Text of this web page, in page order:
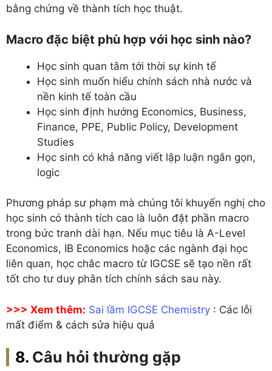
bằng chứng về thành tích học thuật.
Macro đặc biệt phù hợp với học sinh nào?
Học sinh quan tâm tới thời sự kinh tế
Học sinh muốn hiểu chính sách nhà nước và
nền kinh tế toàn cầu
Học sinh định hướng Economics, Business,
Finance, PPE, Public Policy, Development
Studies
Học sinh có khả năng viết lập luận ngắn gọn,
logic
Phương pháp sư phạm mà chúng tôi khuyến nghị cho
học sinh có thành tích cao là luôn đặt phần macro
trong bức tranh dài hạn. Nếu mục tiêu là A-Level
Economics, IB Economics hoặc các ngành đại học
liên quan, học chắc macro từ IGCSE sẽ tạo nền rất
tốt cho tư duy phân tích chính sách sau này.
>>> Xem thêm: Sai lầm IGCSE Chemistry : Các lỗi
mất điểm & cách sửa hiệu quả
Câu hỏi thường gặp